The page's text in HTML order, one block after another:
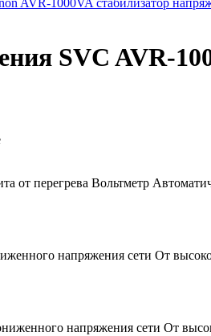
AVR-1000VA стабилизатор
SVC AVR-
от перегрева Вольтметр
напряжения сети От
напряжения сети От